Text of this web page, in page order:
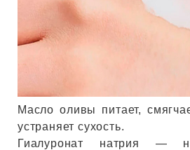
Масло оливы питает,
устраняет сухость.
Гиалуронат натрия —